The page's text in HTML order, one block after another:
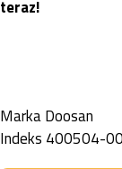
teraz!
MarkaDoosan
Indeks 400504-